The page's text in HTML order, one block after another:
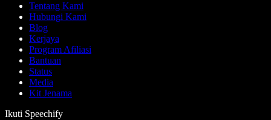
Tentang Kami
Hubungi Kami
Blog
Kerjaya
Program Afiliasi
Bantuan
Status
Media
Kit Jenama
Ikuti Speechify